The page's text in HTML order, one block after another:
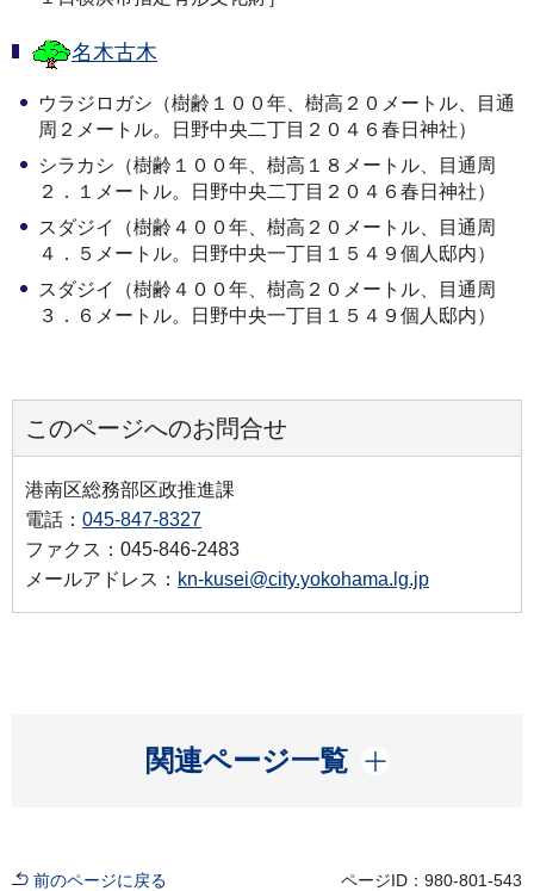
名木古木
ウラジロガシ（樹齢１００年、樹高２０メートル、目通
周２メートル。日野中央二丁目２０４６春日神社）
シラカシ（樹齢１００年、樹高１８メートル、目通周
２．１メートル。日野中央二丁目２０４６春日神社）
スダジイ（樹齢４００年、樹高２０メートル、目通周
４．５メートル。日野中央一丁目１５４９個人邸内）
スダジイ（樹齢４００年、樹高２０メートル、目通周
３．６メートル。日野中央一丁目１５４９個人邸内）
このページへのお問合せ
港南区総務部区政推進課
電話： 045-847-8327
ファクス：045-846-2483
メールアドレス： kn-kusei@city.yokohama.lg.jp
関連ページ一覧
開く
前のページに戻る ページID：980-801-543